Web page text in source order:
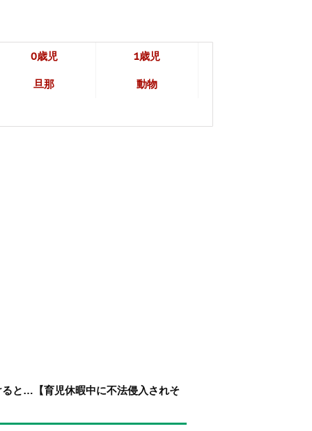
0歳児 1歳児
旦那 動物
と…【育児休暇中に不法侵入されそ